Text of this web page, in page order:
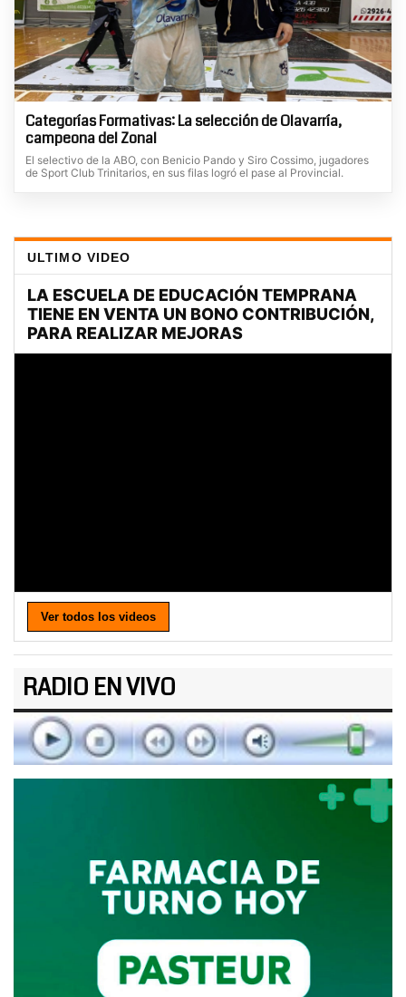
Categorías Formativas: La selección de Olavarría,
campeona del Zonal
El selectivo de la ABO, con Benicio Pando y Siro Cossimo, jugadores
de Sport Club Trinitarios, en sus filas logró el pase al Provincial.
ULTIMO VIDEO
Ver todos los videos
RADIO EN VIVO